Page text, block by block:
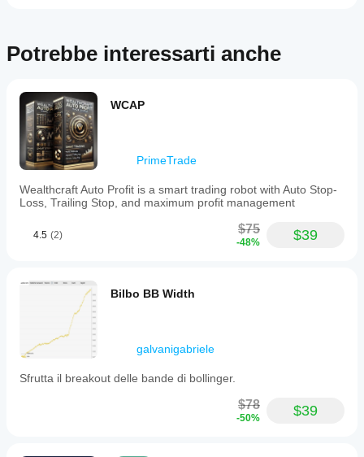
Potrebbe interessarti anche
WCAP
PrimeTrade
Wealthcraft Auto Profit is a smart trading robot with Auto Stop-
Loss, Trailing Stop, and maximum profit management
4.5 (2) $75
-48% $39
Bilbo BB Width
galvanigabriele
Sfrutta il breakout delle bande di bollinger.
$78
-50% $39